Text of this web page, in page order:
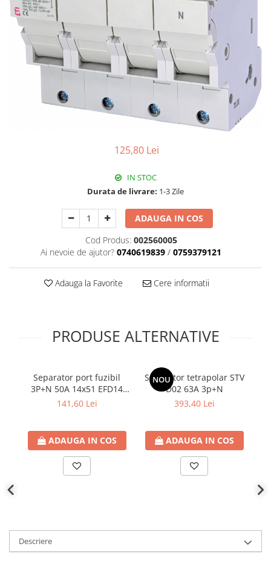
RCCB - 100mA - tip A
RCCB - 30mA - tip A
RCBO - Intrerupatoare cu protectie
diferentiala si la supracurent
RCBO - 10mA - tip A
RCBO - 30mA - tip A
RCBO - 30mA - tip A - Trifazat
Becuri incandescente si halogn
Becuri si tuburi LED
Corpuri de iluminat
Aplice perete
Plafoniere
Surse de iluminat tehnic si
Iluminat de siguranta
Iluminat pe sina magnetica
Paneluri LED
interior/exterior
Exterior
Accesorii pentru iluminat
Dulii
AFDD – Dispozitive de detectare a
defectului de arc electric
125,80 Lei
IN STOC
Durata de livrare: 1-3 Zile
ADAUGA IN COS
Cod Produs: 002560005
Ai nevoie de ajutor? 0740619839 / 0759379121
Adauga la Favorite Cere informatii
PRODUSE ALTERNATIVE
Separator port fuzibil
3P+N 50A 14x51 EFD14
LED
141,60 Lei
ADAUGA IN COS
NOU
Separator tetrapolar STV
D02 63A 3p+N
393,40 Lei
ADAUGA IN COS
Descriere